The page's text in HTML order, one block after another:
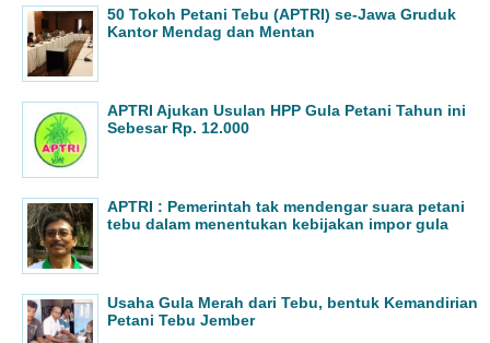
50 Tokoh Petani Tebu (APTRI) se-Jawa Gruduk
Kantor Mendag dan Mentan
APTRI Ajukan Usulan HPP Gula Petani Tahun ini
Sebesar Rp. 12.000
APTRI : Pemerintah tak mendengar suara petani
tebu dalam menentukan kebijakan impor gula
Usaha Gula Merah dari Tebu, bentuk Kemandirian
Petani Tebu Jember